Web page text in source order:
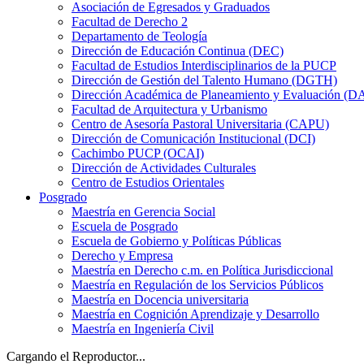
Asociación de Egresados y Graduados
Facultad de Derecho 2
Departamento de Teología
Dirección de Educación Continua (DEC)
Facultad de Estudios Interdisciplinarios de la PUCP
Dirección de Gestión del Talento Humano (DGTH)
Dirección Académica de Planeamiento y Evaluación
Facultad de Arquitectura y Urbanismo
Centro de Asesoría Pastoral Universitaria (CAPU)
Dirección de Comunicación Institucional (DCI)
Cachimbo PUCP (OCAI)
Dirección de Actividades Culturales
Centro de Estudios Orientales
Posgrado
Maestría en Gerencia Social
Escuela de Posgrado
Escuela de Gobierno y Políticas Públicas
Derecho y Empresa
Maestría en Derecho c.m. en Política Jurisdiccional
Maestría en Regulación de los Servicios Públicos
Maestría en Docencia universitaria
Maestría en Cognición Aprendizaje y Desarrollo
Maestría en Ingeniería Civil
Cargando el Reproductor...